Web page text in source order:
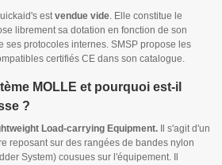
estvendue vide. Elle constitue le
librement sa dotation en fonction de son
ses protocoles internes. SMSP propose les
certifiés CE dans son catalogue.
MOLLE et pourquoi est-il
?
Load-carrying Equipment. Il s'agit d'un
reposant sur des rangées de bandes nylon
System) cousues sur l'équipement. Il